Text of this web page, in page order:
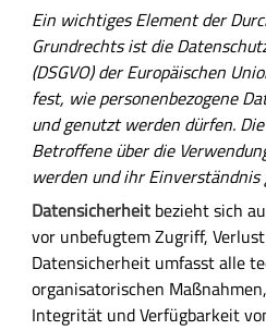
Ein wichtiges Element der
Grundrechts ist die
(DSGVO) der Europäischen
fest, wie personenbezogene
und genutzt werden dürfen.
Betroffene über die
werden und ihr Einverständnis
Datensicherheitbezieht sich
vor unbefugtem Zugriff,
Datensicherheit umfasst alle
organisatorischen
Integrität und Verfügbarkeit